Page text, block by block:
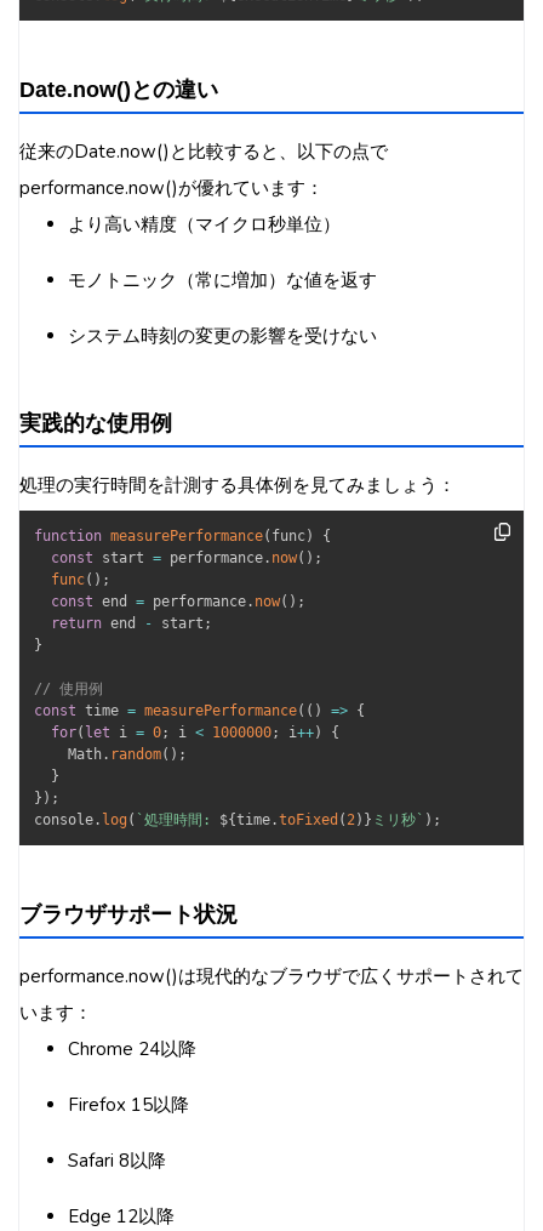
Date.now()との違い
従来のDate.now()と比較すると、以下の点で
performance.now()が優れています：
より高い精度（マイクロ秒単位）
モノトニック（常に増加）な値を返す
システム時刻の変更の影響を受けない
実践的な使用例
処理の実行時間を計測する具体例を見てみましょう：
function measurePerformance( func)
{
const start = performance . now( ) ;
func( ) ;
const end = performance . now( ) ;
return end - start ;
}
// 使用例
const time = measurePerformance( ( ) => {
for( let i = 0; i < 1000000; i++)
{
    Math
. random( ) ;
}
} ) ;
console . log ( ` 処理時間: ${time .toFixed ( 2) } ミリ秒 ` ) ;
ブラウザサポート状況
performance.now()は現代的なブラウザで広くサポートされて
います：
Chrome 24以降
Firefox 15以降
Safari 8以降
Edge 12以降